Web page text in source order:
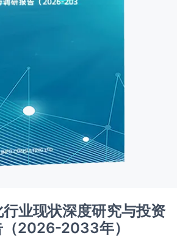
业现状深度研究与投资
2026-2033年）